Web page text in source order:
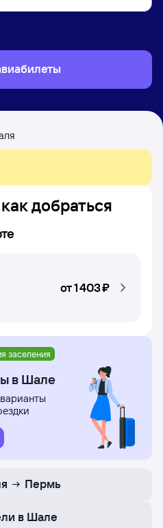
как добраться
от1 ⁠403 ⁠₽
заселения
в Шале
Пермь
в Шале